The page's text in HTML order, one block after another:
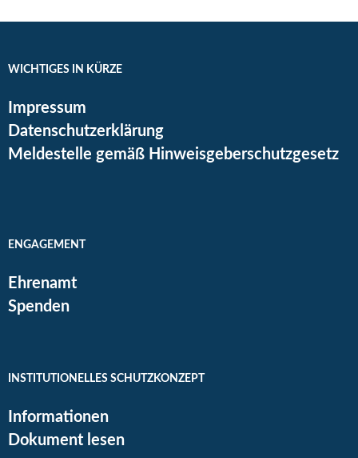
WICHTIGES IN KÜRZE
Impressum
Datenschutzerklärung
Meldestelle gemäß Hinweisgeberschutzgesetz
ENGAGEMENT
Ehrenamt
Spenden
INSTITUTIONELLES SCHUTZKONZEPT
Informationen
Dokument lesen